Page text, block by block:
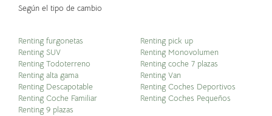
Según el tipo de cambio
Renting furgonetas
Renting SUV
Renting Todoterreno
Renting alta gama
Renting Descapotable
Renting Coche Familiar
Renting 9 plazas
Renting pick up
Renting Monovolumen
Renting coche 7 plazas
Renting Van
Renting Coches Deportivos
Renting Coches Pequeños